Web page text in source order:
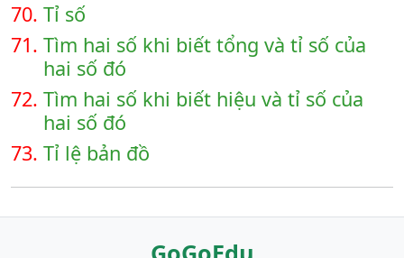
70. Tỉ số
71. Tìm hai số khi biết tổng và tỉ số của
hai số đó
72. Tìm hai số khi biết hiệu và tỉ số của
hai số đó
73. Tỉ lệ bản đồ